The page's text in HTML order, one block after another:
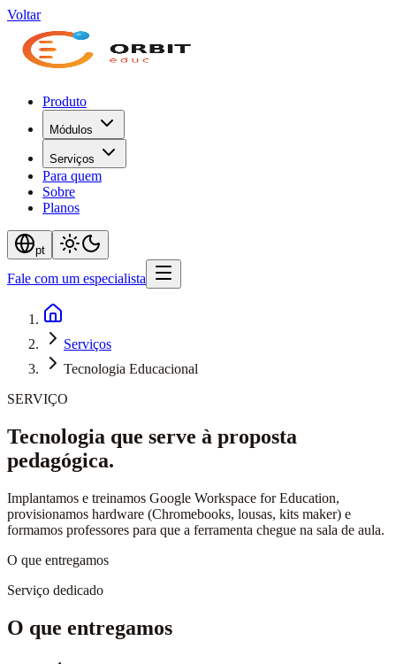
Voltar
Produto
Módulos
Serviços
Para quem
Sobre
Planos
pt
Fale com um especialista
Serviços
Tecnologia Educacional
SERVIÇO
Tecnologia que serve à proposta
pedagógica.
Implantamos e treinamos Google Workspace for Education,
provisionamos hardware (Chromebooks, lousas, kits maker) e
formamos professores para que a ferramenta chegue na sala de aula.
O que entregamos
Serviço dedicado
O que entregamos